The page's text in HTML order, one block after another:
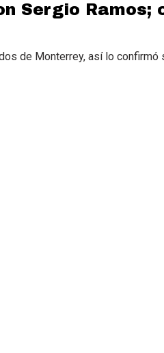
Sergio Ramos;
de Monterrey, así lo confirmó